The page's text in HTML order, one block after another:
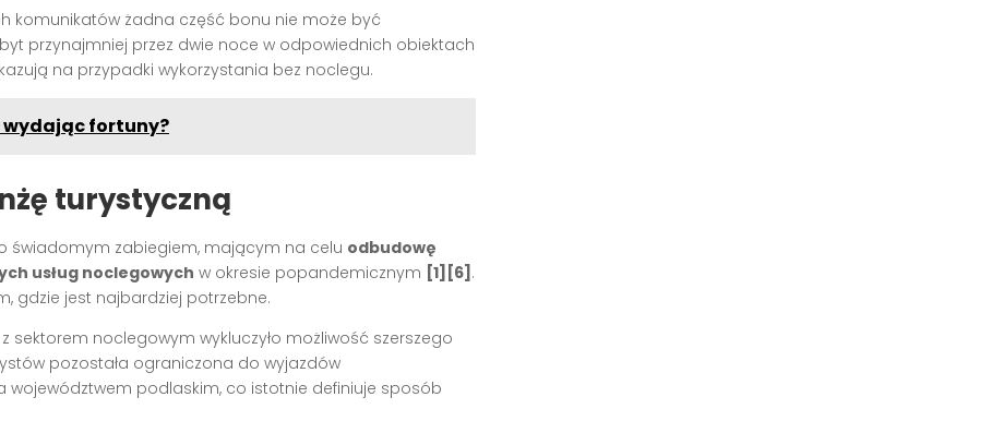
komunikatów żadna część bonu nie może być
przynajmniej przez dwie noce w odpowiednich obiektach
na przypadki wykorzystania bez noclegu.
wydając fortuny?
turystyczną
świadomym zabiegiem, mającym na celu odbudowę
usług noclegowych w okresie popandemicznym [1][6] .
gdzie jest najbardziej potrzebne.
sektorem noclegowym wykluczyło możliwość szerszego
pozostała ograniczona do wyjazdów
podlaskim, co istotnie definiuje sposób